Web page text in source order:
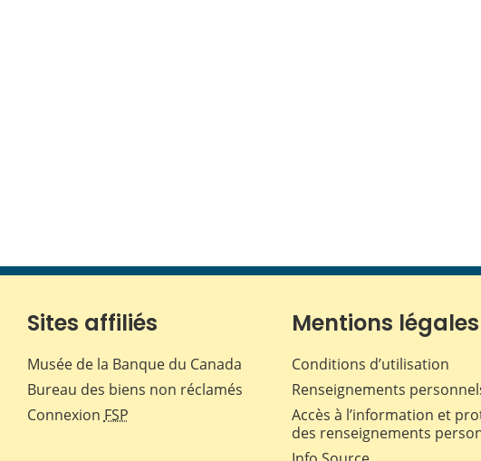
Sites affiliés
Musée de la Banque du Canada
Bureau des biens non réclamés
Connexion FSP
Mentions légales
Conditions d’utilisation
Renseignements
Accès à l’information et
des renseignements